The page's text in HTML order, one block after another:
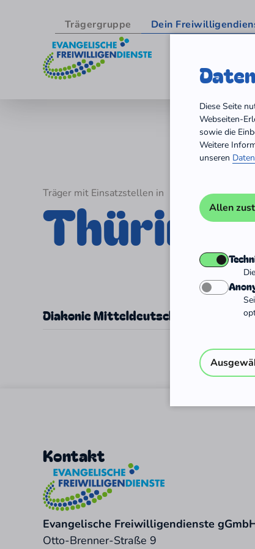
Trägergruppe Dein
Träger mit Einsatzstellen in
Diakonie Mitteldeutschland
Kontakt
Evangelische Freiwilligendienste
Otto-Brenner-Straße 9
Diese Seite
Webseiten-
sowie die
Weitere
unseren
Allen